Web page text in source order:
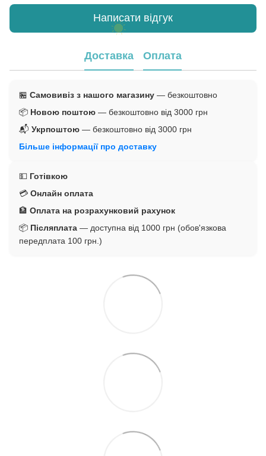
Написати відгук
Доставка Оплата
🏪 Самовивіз з нашого магазину — безкоштовно
📦 Новою поштою — безкоштовно від 3000 грн
📬 Укрпоштою — безкоштовно від 3000 грн
Більше інформації про доставку
💵 Готівкою
💳 Онлайн оплата
🏦 Оплата на розрахунковий рахунок
📦 Післяплата — доступна від 1000 грн (обов'язкова
передплата 100 грн.)